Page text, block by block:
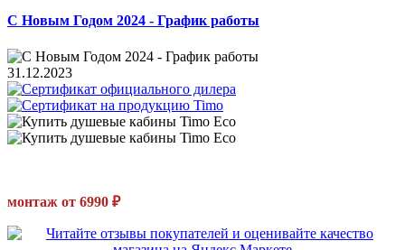
С Новым Годом 2024 - График работы
31.12.2023
монтаж от 6990 ₽